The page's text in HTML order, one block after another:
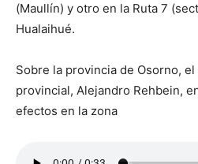
(Maullín) y otro en la Ruta 7
Hualaihué.
Sobre la provincia de Osorno,
provincial, Alejandro Rehbein,
efectos en la zona